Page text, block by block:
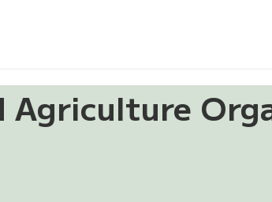
Agriculture